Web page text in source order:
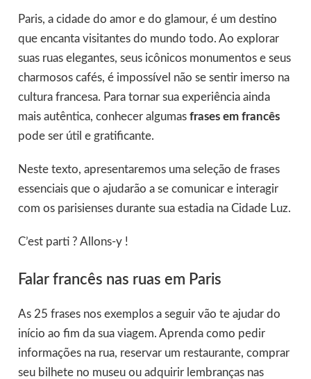
Paris, a cidade do amor e do glamour, é um destino
que encanta visitantes do mundo todo. Ao explorar
suas ruas elegantes, seus icônicos monumentos e seus
charmosos cafés, é impossível não se sentir imerso na
cultura francesa. Para tornar sua experiência ainda
mais autêntica, conhecer algumas frases em francês
pode ser útil e gratificante.
Neste texto, apresentaremos uma seleção de frases
essenciais que o ajudarão a se comunicar e interagir
com os parisienses durante sua estadia na Cidade Luz.
C’est parti ? Allons-y !
Falar francês nas ruas em Paris
As 25 frases nos exemplos a seguir vão te ajudar do
início ao fim da sua viagem. Aprenda como pedir
informações na rua, reservar um restaurante, comprar
seu bilhete no museu ou adquirir lembranças nas